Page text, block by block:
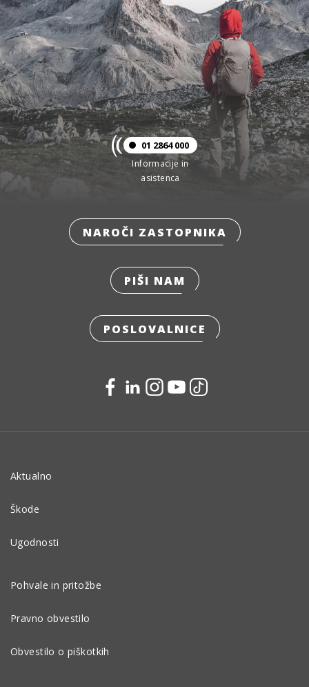
01 2864 000
Informacije in
asistenca
NAROČI ZASTOPNIKA
PIŠI NAM
POSLOVALNICE
Aktualno
Škode
Ugodnosti
Pohvale in pritožbe
Pravno obvestilo
Obvestilo o piškotkih